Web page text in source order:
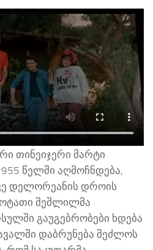
თინეიჯერი მარტი
წელში აღმოჩნდება,
დელორეანის დროის
შეშლილმა
გაუგებრობები ხდება
დაბრუნება შეძლოს